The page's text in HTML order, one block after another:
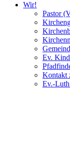
Wir!
Pastor
Ev.
Kontakt
Ev.-